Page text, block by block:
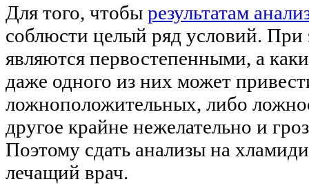
Для того, чтобы результатам
соблюсти целый ряд условий. При
являются первостепенными, а
даже одного из них может
ложноположительных, либо
другое крайне нежелательно и
Поэтому сдать анализы на
лечащий врач.